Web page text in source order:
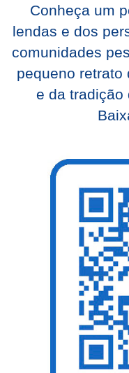
Conheça um
lendas e dos
comunidades
pequeno retrato
e da tradição